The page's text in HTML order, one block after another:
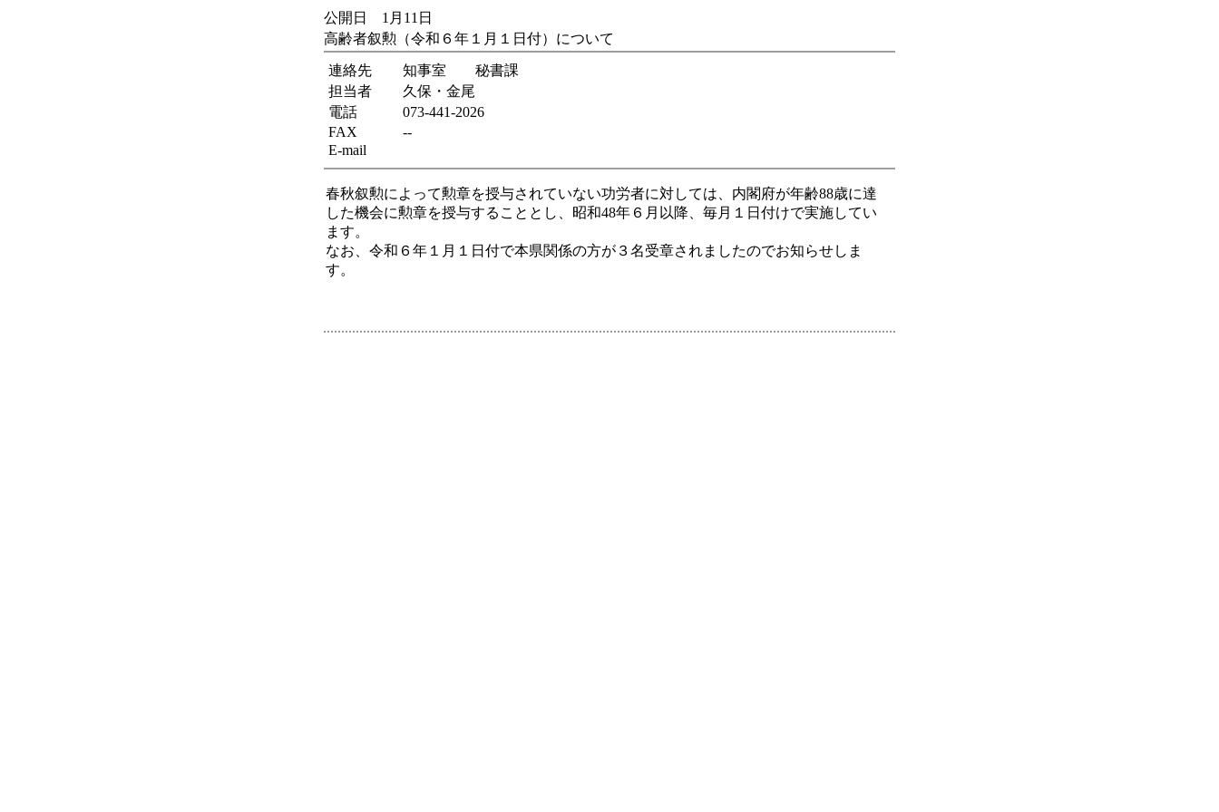
公開日 1月11日
高齢者叙勲（令和６年１月１日付）について
連絡先
知事室 秘書課
担当者
久保・金尾
電話
073-441-2026
FAX
--
E-mail
春秋叙勲によって勲章を授与されていない功労者に対しては、内閣府が年齢88歳に達
した機会に勲章を授与することとし、昭和48年６月以降、毎月１日付けで実施してい
ます。
なお、令和６年１月１日付で本県関係の方が３名受章されましたのでお知らせしま
す。